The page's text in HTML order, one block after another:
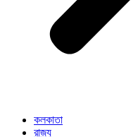
কলকাতা
রাজ্য